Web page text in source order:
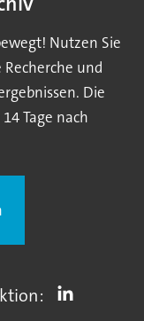
Nutzen Sie
und
Die
Tage nach